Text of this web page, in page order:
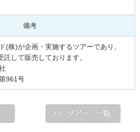
備考
(株)が企画・実施するツアーであり、
して販売しております。
961号